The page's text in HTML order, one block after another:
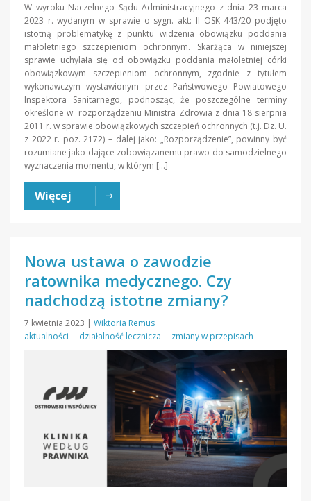
W wyroku Naczelnego Sądu Administracyjnego z dnia 23 marca
2023 r. wydanym w sprawie o sygn. akt: II OSK 443/20 podjęto
istotną problematykę z punktu widzenia obowiązku poddania
małoletniego szczepieniom ochronnym. Skarżąca w niniejszej
sprawie uchylała się od obowiązku poddania małoletniej córki
obowiązkowym szczepieniom ochronnym, zgodnie z tytułem
wykonawczym wystawionym przez Państwowego Powiatowego
Inspektora Sanitarnego, podnosząc, że poszczególne terminy
określone w rozporządzeniu Ministra Zdrowia z dnia 18 sierpnia
2011 r. w sprawie obowiązkowych szczepień ochronnych (t.j. Dz. U.
z 2022 r. poz. 2172) – dalej jako: „Rozporządzenie”, powinny być
rozumiane jako dające zobowiązanemu prawo do samodzielnego
wyznaczenia momentu, w którym […]
Więcej
Nowa ustawa o zawodzie
ratownika medycznego. Czy
nadchodzą istotne zmiany?
7 kwietnia 2023 | Wiktoria Remus
aktualności
działalność lecznicza zmiany w przepisach